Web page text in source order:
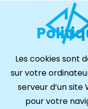
Les cookies sont
sur votre
serveur d’un site
pour votre